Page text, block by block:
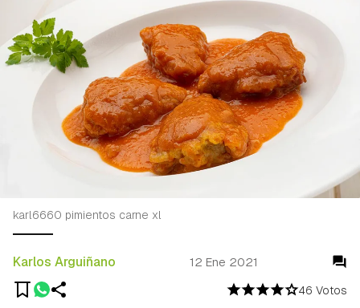
46 Votos
Karlos Arguiñano 12 Ene 2021
karl6660 pimientos carne xl